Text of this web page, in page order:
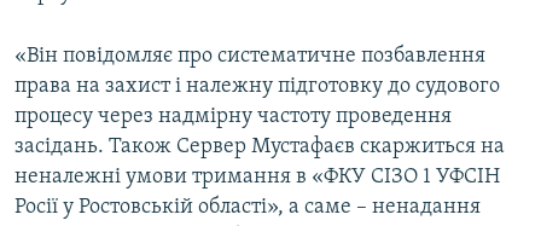
«Він повідомляє про систематичне позбавлення
права на захист і належну підготовку до судового
процесу через надмірну частоту проведення
засідань. Також Сервер Мустафаєв скаржиться на
неналежні умови тримання в «ФКУ СІЗО 1 УФСІН
Росії у Ростовській області», а саме – ненадання